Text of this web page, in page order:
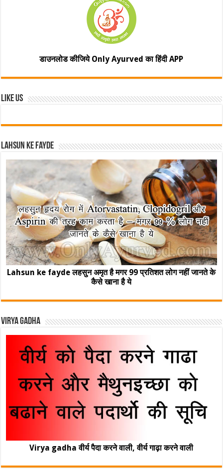
डाउनलोड कीजिये Only Ayurved का हिंदी APP
Like Us
Lahsun ke fayde
Lahsun ke fayde लहसुन अमृत है मगर 99 प्रतिशत लोग नहीं जानते के
कैसे खाना है ये
Virya Gadha
Virya gadha वीर्य पैदा करने वाली, वीर्य गाढ़ा करने वाली